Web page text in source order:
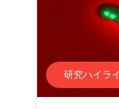
研究ハイラ